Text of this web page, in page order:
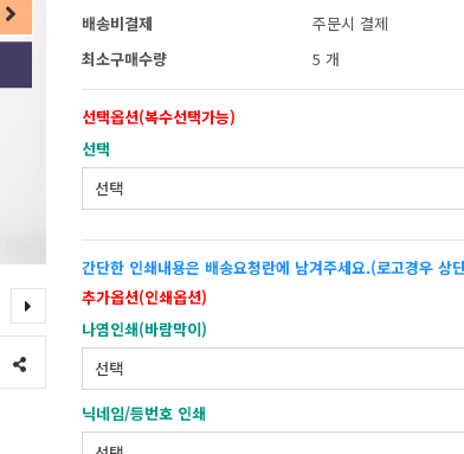
배송비결제
주문시 결제
최소구매수량
5 개
선택옵션(복수선택가능)
선택
간단한 인쇄내용은 배송요청란에 남겨주세요.(로고경우
추가옵션(인쇄옵션)
나염인쇄(바람막이)
닉네임/등번호 인쇄